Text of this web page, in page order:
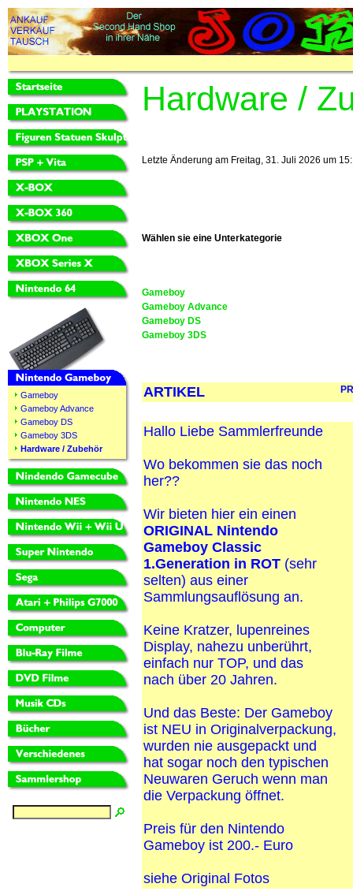
Gameboy
Gameboy Advance
Gameboy DS
Gameboy 3DS
Hardware / Zubehör
Hardware /
Letzte Änderung am Freitag, 31. Juli 2026 um
Wählen sie eine Unterkategorie
Gameboy
Gameboy Advance
Gameboy DS
Gameboy 3DS
ARTIKEL
Hallo Liebe Sammlerfreunde
Wo bekommen sie das noch
her??
Wir bieten hier ein einen
ORIGINAL Nintendo
Gameboy Classic
1.Generation in ROT (sehr
selten) aus einer
Sammlungsauflösung an.
Keine Kratzer, lupenreines
Display, nahezu unberührt,
einfach nur TOP, und das
nach über 20 Jahren.
Und das Beste: Der Gameboy
ist NEU in Originalverpackung,
wurden nie ausgepackt und
hat sogar noch den typischen
Neuwaren Geruch wenn man
die Verpackung öffnet.
Preis für den Nintendo
Gameboy ist 200.- Euro
siehe Original Fotos